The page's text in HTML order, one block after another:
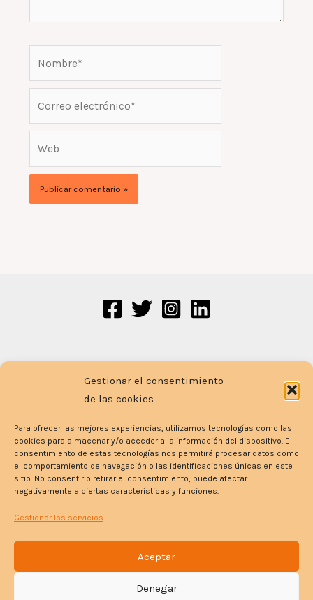
Gestionar el consentimiento
de las cookies
Para ofrecer las mejores experiencias, utilizamos tecnologías como las
cookies para almacenar y/o acceder a la información del dispositivo. El
consentimiento de estas tecnologías nos permitirá procesar datos como
el comportamiento de navegación o las identificaciones únicas en este
sitio. No consentir o retirar el consentimiento, puede afectar
negativamente a ciertas características y funciones.
Gestionar los servicios
Aceptar
Denegar
Copyright © 2023 CDMETA | Powered by CD META.